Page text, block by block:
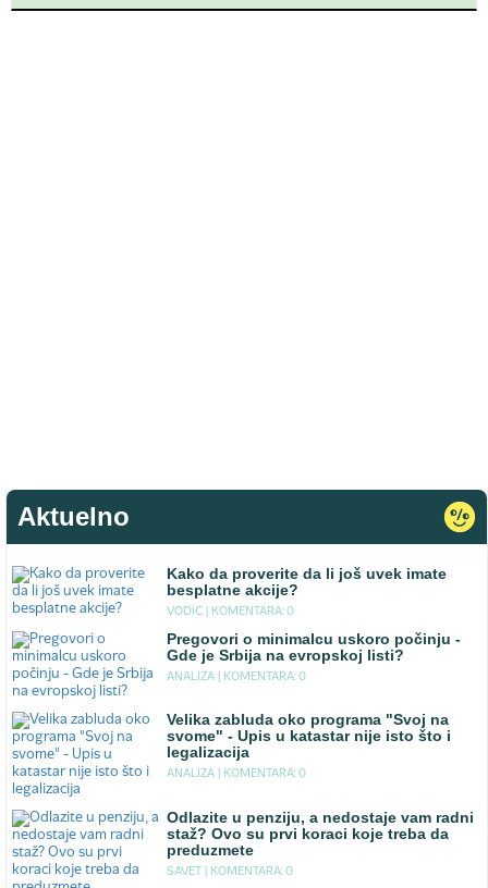
Aktuelno
Kako da proverite da li još uvek imate
besplatne akcije?
VODIC | KOMENTARA: 0
Pregovori o minimalcu uskoro počinju -
Gde je Srbija na evropskoj listi?
ANALIZA | KOMENTARA: 0
Velika zabluda oko programa "Svoj na
svome" - Upis u katastar nije isto što i
legalizacija
ANALIZA | KOMENTARA: 0
Odlazite u penziju, a nedostaje vam radni
staž? Ovo su prvi koraci koje treba da
preduzmete
SAVET | KOMENTARA: 0